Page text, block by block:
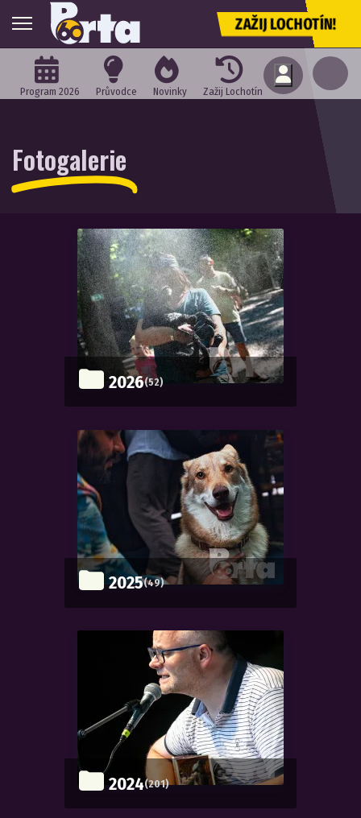
ZAŽIJ LOCHOTÍN!
Program 2026 Průvodce Novinky Zažij Lochotín
Fotogalerie
2026(52)
2025(49)
2024(201)